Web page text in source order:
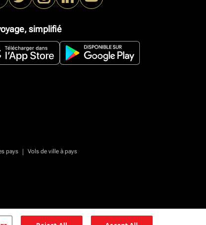
simplifié
pays | Vols de ville à pays